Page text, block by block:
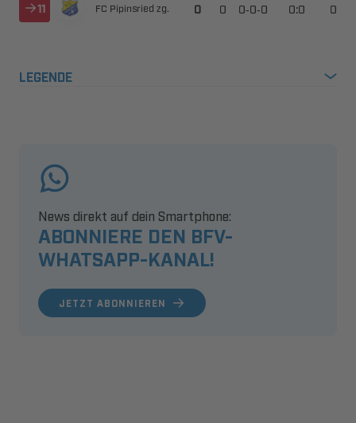
      --  
LEGENDE
ABONNIERE DEN BFV-
WHATSAPP-KANAL!
News direkt auf dein Smartphone:
JETZT ABONNIEREN